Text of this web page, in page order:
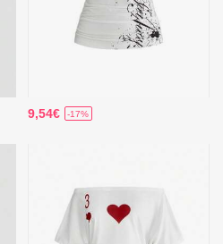
9,54€ -17%